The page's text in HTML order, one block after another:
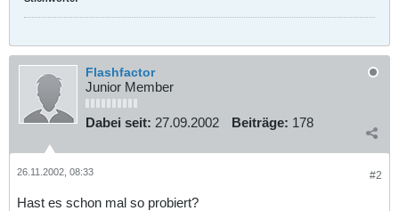
Flashfactor
Junior Member
Dabei seit: 27.09.2002 Beiträge: 178
#2
26.11.2002, 08:33
Hast es schon mal so probiert?